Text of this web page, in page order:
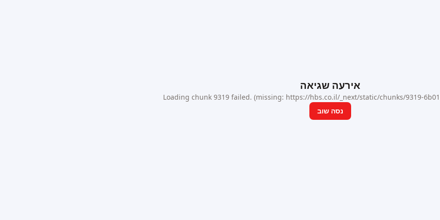
אירעה שגיאה
Loading chunk 9319 failed. (missing: https://hbs.co.il/_next/static/chunks/9319-
נסה שוב